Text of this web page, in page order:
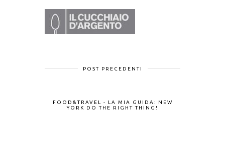
POST PRECEDENTI
FOOD&TRAVEL - LA MIA GUIDA: NEW
YORK DO THE RIGHT THING!